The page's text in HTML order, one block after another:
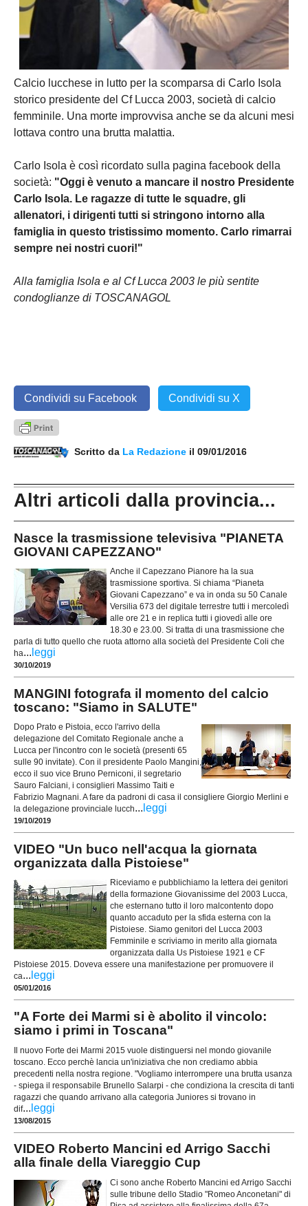
Calcio lucchese in lutto per la scomparsa di Carlo Isola
storico presidente del Cf Lucca 2003, società di calcio
femminile. Una morte improvvisa anche se da alcuni mesi
lottava contro una brutta malattia.
Carlo Isola è così ricordato sulla pagina facebook della
società: "Oggi è venuto a mancare il nostro Presidente
Carlo Isola. Le ragazze di tutte le squadre, gli
allenatori, i dirigenti tutti si stringono intorno alla
famiglia in questo tristissimo momento. Carlo rimarrai
sempre nei nostri cuori!"
Alla famiglia Isola e al Cf Lucca 2003 le più sentite
condoglianze di TOSCANAGOL
Condividi su Facebook Condividi su X
Scritto da La Redazione il 09/01/2016
Altri articoli dalla provincia...
Nasce la trasmissione televisiva "PIANETA
GIOVANI CAPEZZANO"
Anche il Capezzano Pianore ha la sua
trasmissione sportiva. Si chiama “Pianeta
Giovani Capezzano” e va in onda su 50 Canale
Versilia 673 del digitale terrestre tutti i mercoledì
alle ore 21 e in replica tutti i giovedì alle ore
18.30 e 23.00. Si tratta di una trasmissione che
parla di tutto quello che ruota attorno alla società del Presidente Coli che
ha... leggi
30/10/2019
MANGINI fotografa il momento del calcio
toscano: "Siamo in SALUTE"
Dopo Prato e Pistoia, ecco l'arrivo della
delegazione del Comitato Regionale anche a
Lucca per l'incontro con le società (presenti 65
sulle 90 invitate). Con il presidente Paolo Mangini,
ecco il suo vice Bruno Perniconi, il segretario
Sauro Falciani, i consiglieri Massimo Taiti e
Fabrizio Magnani. A fare da padroni di casa il consigliere Giorgio Merlini e
la delegazione provinciale lucch... leggi
19/10/2019
VIDEO "Un buco nell'acqua la giornata
organizzata dalla Pistoiese"
Riceviamo e pubblichiamo la lettera dei genitori
della formazione Giovanissime del 2003 Lucca,
che esternano tutto il loro malcontento dopo
quanto accaduto per la sfida esterna con la
Pistoiese. Siamo genitori del Lucca 2003
Femminile e scriviamo in merito alla giornata
organizzata dalla Us Pistoiese 1921 e CF
Pistoiese 2015. Doveva essere una manifestazione per promuovere il
ca... leggi
05/01/2016
"A Forte dei Marmi si è abolito il vincolo:
siamo i primi in Toscana"
Il nuovo Forte dei Marmi 2015 vuole distinguersi nel mondo giovanile
toscano. Ecco perchè lancia un'iniziativa che non crediamo abbia
precedenti nella nostra regione. "Vogliamo interrompere una brutta usanza
- spiega il responsabile Brunello Salarpi - che condiziona la crescita di tanti
ragazzi che quando arrivano alla categoria Juniores si trovano in
dif... leggi
13/08/2015
VIDEO Roberto Mancini ed Arrigo Sacchi
alla finale della Viareggio Cup
Ci sono anche Roberto Mancini ed Arrigo Sacchi
sulle tribune dello Stadio "Romeo Anconetani" di